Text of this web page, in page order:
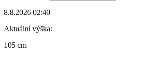
8.8.2026 02:40
Aktuální výška:
105 cm